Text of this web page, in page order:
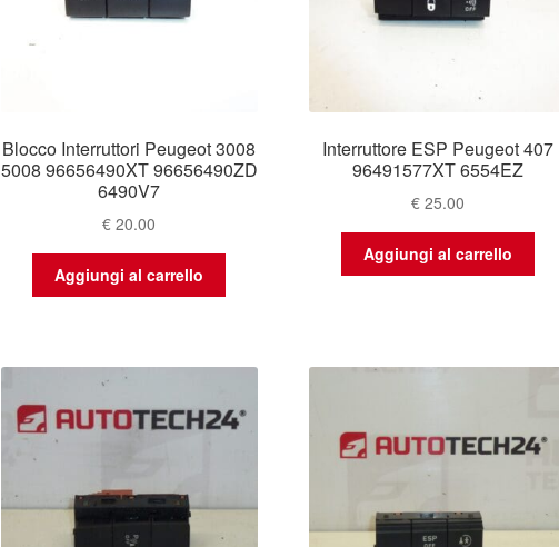
Blocco Interruttori Peugeot 3008
5008 96656490XT 96656490ZD
6490V7
€ 20.00
Aggiungi al carrello
Interruttore ESP Peugeot 407
96491577XT 6554EZ
€25.00
Aggiungi al carrello